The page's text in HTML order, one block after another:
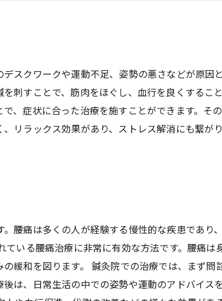
スクワークや運動不足、姿勢の悪さなどが原因
刺すことで、筋肉をほぐし、血行を良くするこ
、症状に合った治療を施すことができます。そ
リラックス効果があり、ストレス解消にも繋が
腰痛は多くの人が経験する慢性的な疾患であり
いる腰痛治療に非常に有効な方法です。腰痛
緩和を図ります。 鍼灸院での治療では、まず
は、日常生活の中での姿勢や運動のアドバイス